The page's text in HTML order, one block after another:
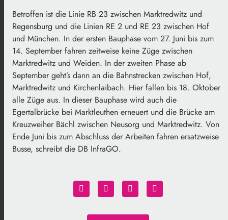
Betroffen ist die Linie RB 23 zwischen Marktredwitz und
Regensburg und die Linien RE 2 und RE 23 zwischen Hof
und München. In der ersten Bauphase vom 27. Juni bis zum
14. September fahren zeitweise keine Züge zwischen
Marktredwitz und Weiden. In der zweiten Phase ab
September geht’s dann an die Bahnstrecken zwischen Hof,
Marktredwitz und Kirchenlaibach. Hier fallen bis 18. Oktober
alle Züge aus. In dieser Bauphase wird auch die
Egertalbrücke bei Marktleuthen erneuert und die Brücke am
Kreuzweiher Bächl zwischen Neusorg und Marktredwitz. Von
Ende Juni bis zum Abschluss der Arbeiten fahren ersatzweise
Busse, schreibt die DB InfraGO.